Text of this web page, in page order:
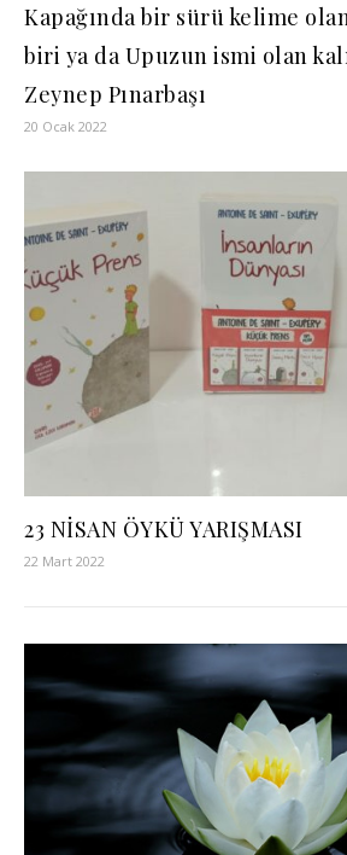
Kapağında bir sürü kelime
biri ya da Upuzun ismi olan
Zeynep Pınarbaşı
20 Ocak 2022
23 NİSAN ÖYKÜ YARIŞMASI
22 Mart 2022